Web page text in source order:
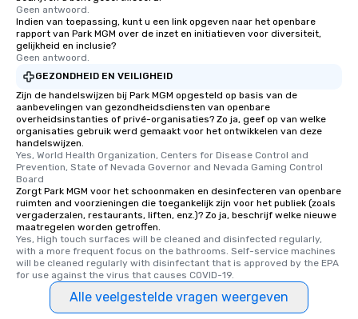
experience is
restaurants are within
networking
heading to the next
itinerary. You Get a Dinner and a Show
Our tours offer an
entertainment. All
knowledgeable,
who leads the group
offering engaging
fascinating stories.
interactive
along the way
ensuring there is
Different Types of
Geen antwoord.
Indien van toepassing, kunt u een link opgeven naar het openbare
rapport van Park MGM over de inzet en initiatieven voor diversiteit,
gelijkheid en inclusie?
Geen antwoord.
GEZONDHEID EN VEILIGHEID
Zijn de handelswijzen bij Park MGM opgesteld op basis van de
aanbevelingen van gezondheidsdiensten van openbare
overheidsinstanties of privé-organisaties? Zo ja, geef op van welke
organisaties gebruik werd gemaakt voor het ontwikkelen van deze
handelswijzen.
Yes, World Health Organization, Centers for Disease Control and
Prevention, State of Nevada Governor and Nevada Gaming Control
Board
Zorgt Park MGM voor het schoonmaken en desinfecteren van openbare
ruimten and voorzieningen die toegankelijk zijn voor het publiek (zoals
vergaderzalen, restaurants, liften, enz.)? Zo ja, beschrijf welke nieuwe
maatregelen worden getroffen.
Yes, High touch surfaces will be cleaned and disinfected regularly,
with a more frequent focus on the bathrooms. Self-service machines
will be cleaned regularly with disinfectant that is approved by the EPA
for use against the virus that causes COVID-19.
Alle veelgestelde vragen weergeven